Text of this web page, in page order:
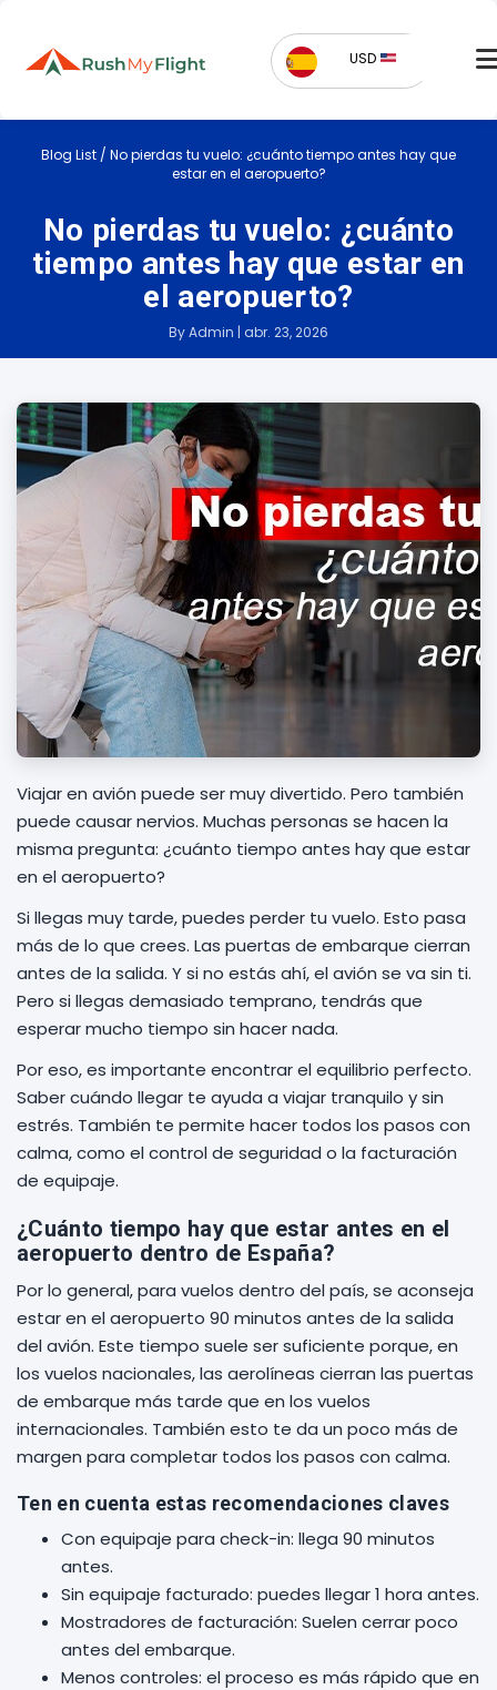
USD
Blog List / No pierdas tu vuelo: ¿cuánto tiempo antes hay que
estar en el aeropuerto?
No pierdas tu vuelo: ¿cuánto
tiempo antes hay que estar en
el aeropuerto?
By Admin | abr. 23, 2026
Viajar en avión puede ser muy divertido. Pero también
puede causar nervios. Muchas personas se hacen la
misma pregunta: ¿cuánto tiempo antes hay que estar
en el aeropuerto?
Si llegas muy tarde, puedes perder tu vuelo. Esto pasa
más de lo que crees. Las puertas de embarque cierran
antes de la salida. Y si no estás ahí, el avión se va sin ti.
Pero si llegas demasiado temprano, tendrás que
esperar mucho tiempo sin hacer nada.
Por eso, es importante encontrar el equilibrio perfecto.
Saber cuándo llegar te ayuda a viajar tranquilo y sin
estrés. También te permite hacer todos los pasos con
calma, como el control de seguridad o la facturación
de equipaje.
¿Cuánto tiempo hay que estar antes en el
aeropuerto dentro de España?
Por lo general, para vuelos dentro del país, se aconseja
estar en el aeropuerto 90 minutos antes de la salida
del avión. Este tiempo suele ser suficiente porque, en
los vuelos nacionales, las aerolíneas cierran las puertas
de embarque más tarde que en los vuelos
internacionales. También esto te da un poco más de
margen para completar todos los pasos con calma.
Ten en cuenta estas recomendaciones claves
Con equipaje para check-in: llega 90 minutos
antes.
Sin equipaje facturado: puedes llegar 1 hora antes.
Mostradores de facturación: Suelen cerrar poco
antes del embarque.
Menos controles: el proceso es más rápido que en